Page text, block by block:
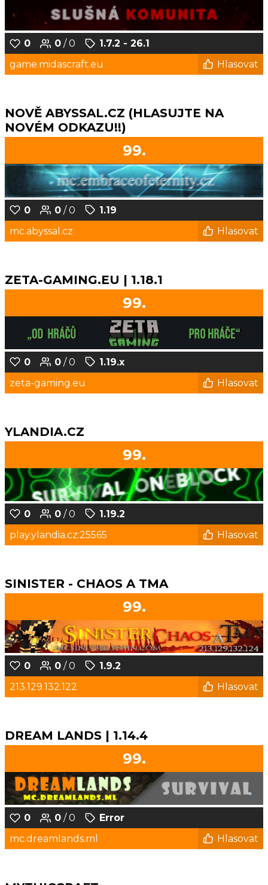
0 0 / 0
1.7.2 - 26.1
game.midascraft.eu
Hlasovat
NOVĚ ABYSSAL.CZ (HLASUJTE NA
NOVÉM ODKAZU!!)
99.
0 0 / 0
1.19
mc.abyssal.cz
Hlasovat
ZETA-GAMING.EU | 1.18.1
99.
0 0 / 0
1.19.x
zeta-gaming.eu
Hlasovat
YLANDIA.CZ
99.
0 0 / 0
1.19.2
play.ylandia.cz:25565
Hlasovat
SINISTER - CHAOS A TMA
99.
0 0 / 0
1.9.2
213.129.132.122
Hlasovat
DREAM LANDS | 1.14.4
99.
0 0 / 0
Error
mc.dreamlands.ml
Hlasovat